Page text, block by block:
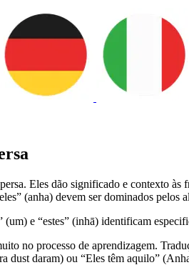
Eles dão significado e contexto
(anha) devem ser dominados pelos
e “estes” (inhā) identificam
no processo de aprendizagem.
dust daram) ou “Eles têm aquilo”